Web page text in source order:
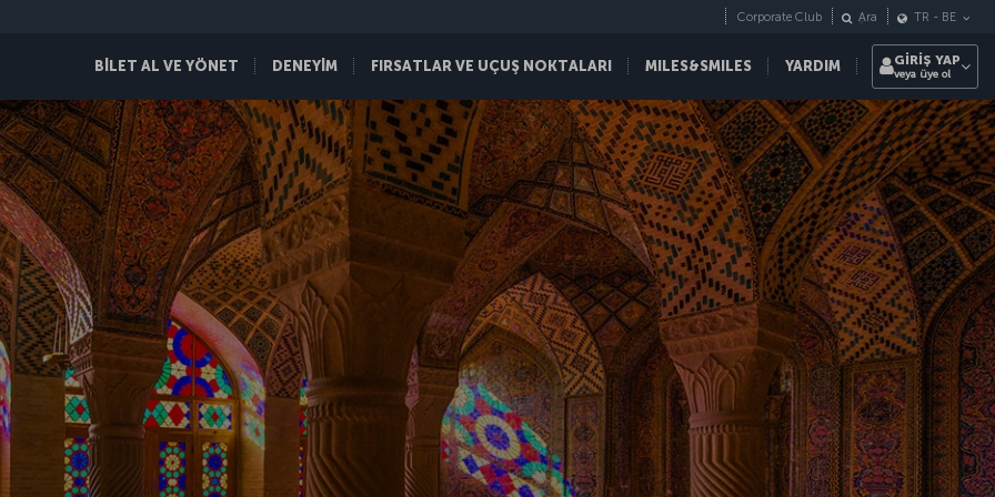
BİLET AL VE YÖNET DENEYİM FIRSATLAR VE UÇUŞ NOKTALARI MILES&SMILES YARDIM
Corporate Club Ara TR - BE
GİRİŞ YAP
veya üye ol